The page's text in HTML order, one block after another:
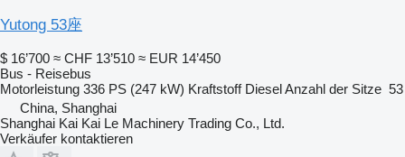
Yutong 53座
$ 16’700 ≈ CHF 13’510 ≈ EUR 14’450
Bus - Reisebus
Motorleistung 336 PS (247 kW) Kraftstoff DieselAnzahl der Sitze 53
China, Shanghai
Shanghai Kai Kai Le Machinery Trading Co., Ltd.
Verkäufer kontaktieren